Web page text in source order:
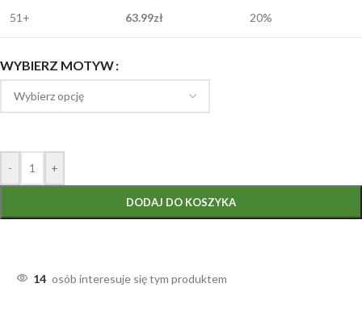
51+ 63.99zł 20%
WYBIERZ MOTYW
- +
DODAJ DO KOSZYKA
14 osób interesuje się tym produktem